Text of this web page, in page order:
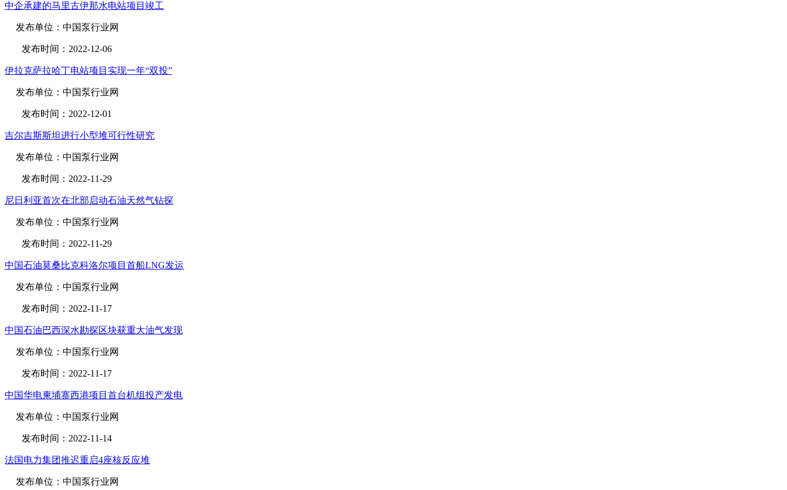
中企承建的马里古伊那水电站项目竣工
发布单位：中国泵行业网
发布时间：2022-12-06
伊拉克萨拉哈丁电站项目实现一年“双投”
发布单位：中国泵行业网
发布时间：2022-12-01
吉尔吉斯斯坦进行小型堆可行性研究
发布单位：中国泵行业网
发布时间：2022-11-29
尼日利亚首次在北部启动石油天然气钻探
发布单位：中国泵行业网
发布时间：2022-11-29
中国石油莫桑比克科洛尔项目首船LNG发运
发布单位：中国泵行业网
发布时间：2022-11-17
中国石油巴西深水勘探区块获重大油气发现
发布单位：中国泵行业网
发布时间：2022-11-17
中国华电柬埔寨西港项目首台机组投产发电
发布单位：中国泵行业网
发布时间：2022-11-14
法国电力集团推迟重启4座核反应堆
发布单位：中国泵行业网